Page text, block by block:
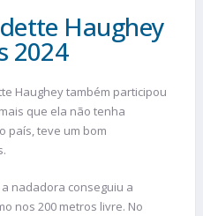
Haughey
2024
Haughey também participou
que ela não tenha
país, teve um bom
nadadora conseguiu a
nos 200 metros livre. No